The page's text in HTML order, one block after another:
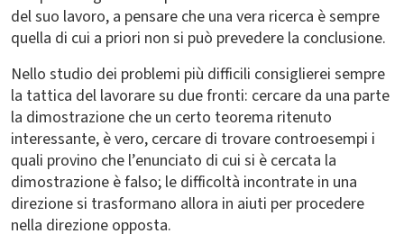
del suo lavoro, a pensare che una vera ricerca è sempre
quella di cui a priori non si può prevedere la conclusione.
Nello studio dei problemi più difficili consiglierei sempre
la tattica del lavorare su due fronti: cercare da una parte
la dimostrazione che un certo teorema ritenuto
interessante, è vero, cercare di trovare controesempi i
quali provino che l’enunciato di cui si è cercata la
dimostrazione è falso; le difficoltà incontrate in una
direzione si trasformano allora in aiuti per procedere
nella direzione opposta.